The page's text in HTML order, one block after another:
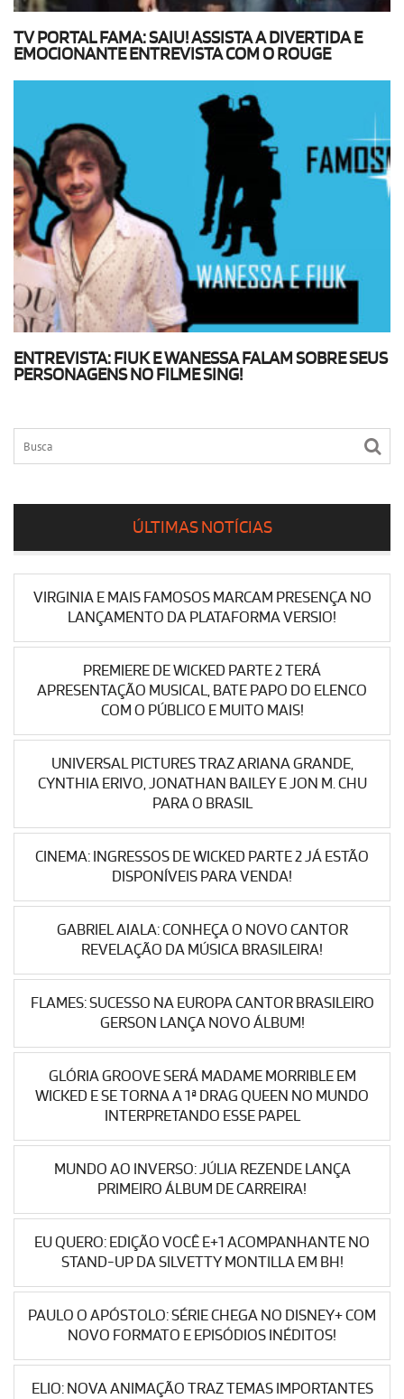
TV PORTAL FAMA: SAIU! ASSISTA A DIVERTIDA E
EMOCIONANTE ENTREVISTA COM O ROUGE
ENTREVISTA: FIUK E WANESSA FALAM SOBRE SEUS
PERSONAGENS NO FILME SING!
ÚLTIMAS NOTÍCIAS
VIRGINIA E MAIS FAMOSOS MARCAM PRESENÇA NO
LANÇAMENTO DA PLATAFORMA VERSIO!
PREMIERE DE WICKED PARTE 2 TERÁ
APRESENTAÇÃO MUSICAL, BATE PAPO DO ELENCO
COM O PÚBLICO E MUITO MAIS!
UNIVERSAL PICTURES TRAZ ARIANA GRANDE,
CYNTHIA ERIVO, JONATHAN BAILEY E JON M. CHU
PARA O BRASIL
CINEMA: INGRESSOS DE WICKED PARTE 2 JÁ ESTÃO
DISPONÍVEIS PARA VENDA!
GABRIEL AIALA: CONHEÇA O NOVO CANTOR
REVELAÇÃO DA MÚSICA BRASILEIRA!
FLAMES: SUCESSO NA EUROPA CANTOR BRASILEIRO
GERSON LANÇA NOVO ÁLBUM!
GLÓRIA GROOVE SERÁ MADAME MORRIBLE EM
WICKED E SE TORNA A 1ª DRAG QUEEN NO MUNDO
INTERPRETANDO ESSE PAPEL
MUNDO AO INVERSO: JÚLIA REZENDE LANÇA
PRIMEIRO ÁLBUM DE CARREIRA!
EU QUERO: EDIÇÃO VOCÊ E+1 ACOMPANHANTE NO
STAND-UP DA SILVETTY MONTILLA EM BH!
PAULO O APÓSTOLO: SÉRIE CHEGA NO DISNEY+ COM
NOVO FORMATO E EPISÓDIOS INÉDITOS!
ELIO: NOVA ANIMAÇÃO TRAZ TEMAS IMPORTANTES